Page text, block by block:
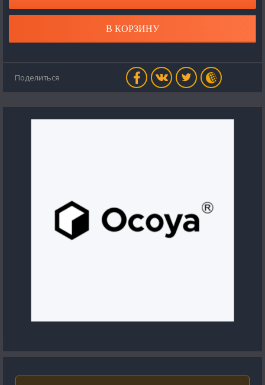
В КОРЗИНУ
Поделиться